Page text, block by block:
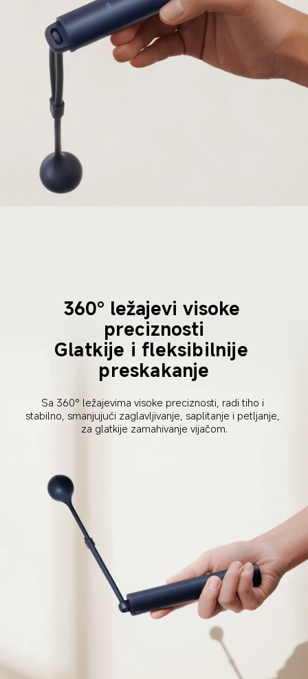
360° ležajevi visoke
preciznosti
Glatkije i fleksibilnije
preskakanje
Sa 360° ležajevima visoke preciznosti, radi tiho i
stabilno, smanjujući zaglavljivanje, saplitanje i petljanje,
za glatkije zamahivanje vijačom.